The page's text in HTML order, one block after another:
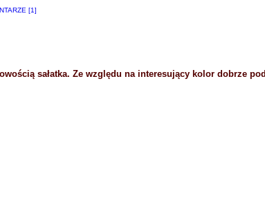
[1]
sałatka. Ze względu na interesujący kolor dobrze